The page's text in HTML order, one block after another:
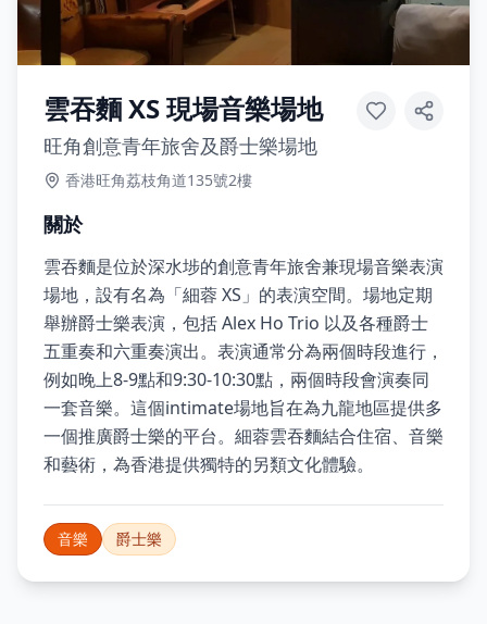
雲吞麵 XS 現場音樂場地
旺角創意青年旅舍及爵士樂場地
香港旺角荔枝角道135號2樓
關於
雲吞麵是位於深水埗的創意青年旅舍兼現場音樂表演
場地，設有名為「細蓉 XS」的表演空間。場地定期
舉辦爵士樂表演，包括 Alex Ho Trio 以及各種爵士
五重奏和六重奏演出。表演通常分為兩個時段進行，
例如晚上8-9點和9:30-10:30點，兩個時段會演奏同
一套音樂。這個intimate場地旨在為九龍地區提供多
一個推廣爵士樂的平台。細蓉雲吞麵結合住宿、音樂
和藝術，為香港提供獨特的另類文化體驗。
音樂 爵士樂